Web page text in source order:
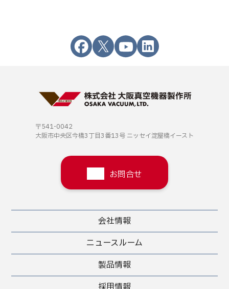
〒541-0042
大阪市中央区今橋3丁目3番13号 ニッセイ淀屋橋イースト
お問合せ
会社情報
ニュースルーム
製品情報